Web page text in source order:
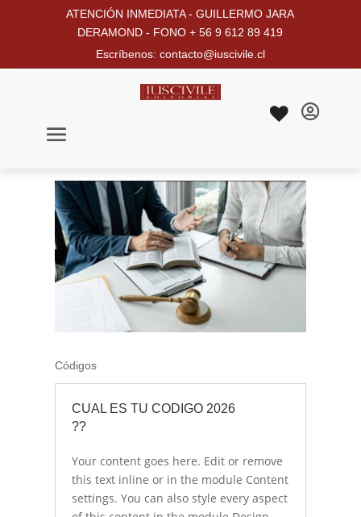
ATENCIÓN INMEDIATA - GUILLERMO JARA
DERAMOND - FONO + 56 9 612 89 419
Escríbenos: contacto@iuscivile.cl

Códigos
CUAL ES TU CODIGO 2026
??
Your content goes here. Edit or remove
this text inline or in the module Content
settings. You can also style every aspect